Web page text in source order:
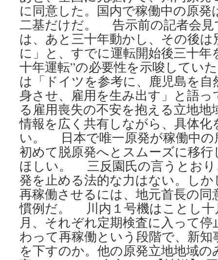
に同意した。国内で稼働中の原
二基だけだ。 告示前の記者会見
は、あと三十年動かし、その後
に」と、すでに運転開始後三十年
十年運転”の必要性を示唆して
は「ドイツを参考に、鹿児島を
身させ、雇用を生み出す」と語
る雇用喪失の不安を抱える立地
情報を広く共有しながら、具体
い。 日本で唯一原発が稼働中の
初めて脱原発へとスムーズに移
ほしい。 三反園氏の言うとおり
発を止める法的な力はない。し
再稼働させるには、地元首長の
慣例だ。 川内１号機はことし十
月、それぞれ定期検査に入って
わって再稼働という段階で、新
を下すのか。他の原発立地地域